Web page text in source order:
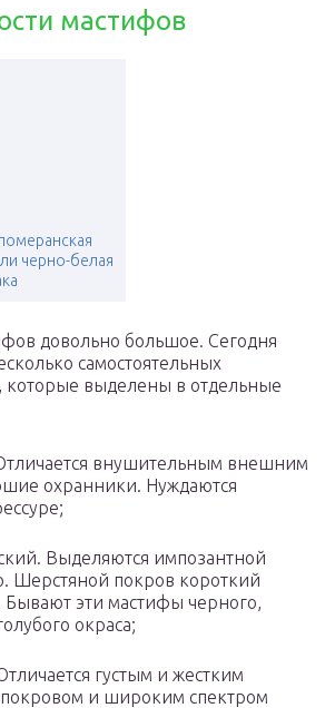
мастифов
черно-белая
довольно большое. Сегодня
самостоятельных
которые выделены в отдельные
внушительным внешним
охранники. Нуждаются
Выделяются импозантной
Шерстяной покров короткий
Бывают эти мастифы черного,
окраса;
густым и жестким
и широким спектром